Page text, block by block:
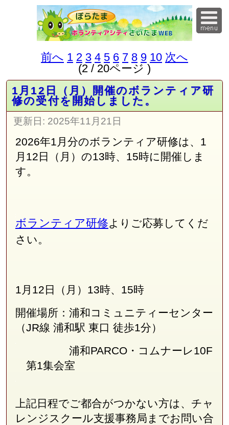
前へ 1 2 3 4 5 6 7 8 9 10 次へ
(2 / 20ページ )
1月12日（月）開催のボランティア研
修の受付を開始しました。
更新日: 2025年11月21日
2026年1月分のボランティア研修は、1
月12日（月）の13時、15時に開催しま
す。
ボランティア研修よりご応募してくだ
さい。
1月12日（月）13時、15時
開催場所：浦和コミュニティーセンター
（JR線 浦和駅 東口 徒歩1分）
浦和PARCO・コムナーレ10F
第1集会室
上記日程でご都合がつかない方は、チャ
レンジスクール支援事務局 までお問い合